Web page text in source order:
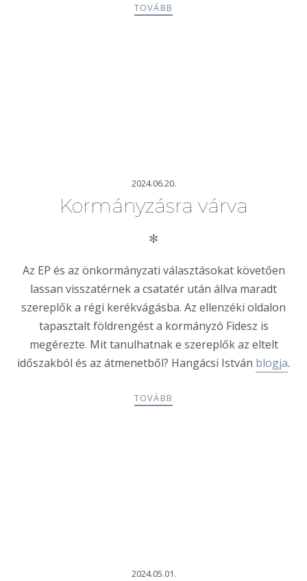
TOVÁBB
2024.06.20.
Kormányzásra várva
✻
Az EP és az önkormányzati választásokat követően
lassan visszatérnek a csatatér után állva maradt
szereplők a régi kerékvágásba. Az ellenzéki oldalon
tapasztalt földrengést a kormányzó Fidesz is
megérezte. Mit tanulhatnak e szereplők az eltelt
időszakból és az átmenetből? Hangácsi István blogja.
TOVÁBB
2024.05.01.